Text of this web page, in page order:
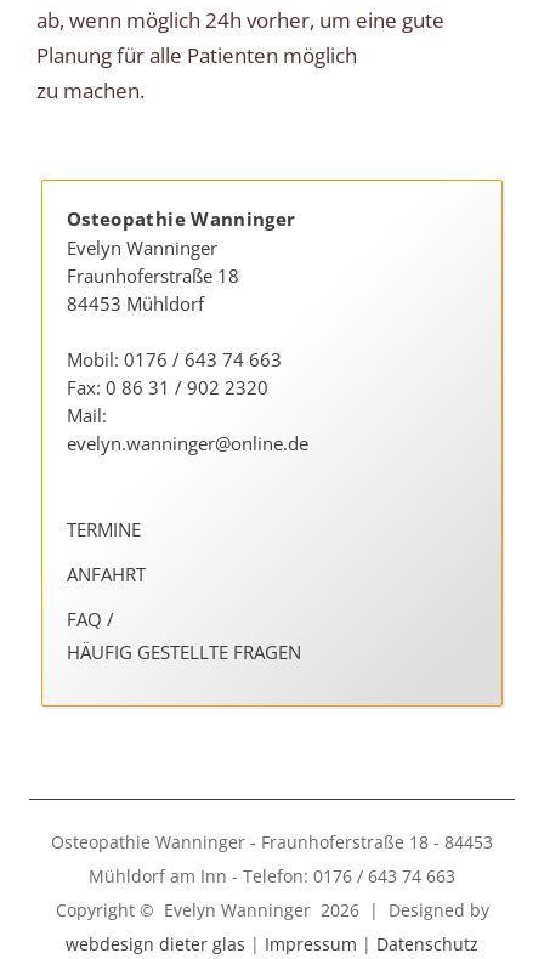
ab, wenn möglich 24h vorher, um eine gute
Planung für alle Patienten möglich
zu machen.
Osteopathie Wanninger
Evelyn Wanninger
Fraunhoferstraße 18
84453 Mühldorf
Mobil: 0176 / 643 74 663
Fax: 0 86 31 / 902 2320
Mail:
evelyn.wanninger@online.de
TERMINE
ANFAHRT
FAQ /
HÄUFIG GESTELLTE FRAGEN
Osteopathie Wanninger - Fraunhoferstraße 18 - 84453
Mühldorf am Inn - Telefon: 0176 / 643 74 663
Copyright © Evelyn Wanninger 2026 | Designed by
webdesign dieter glas | Impressum | Datenschutz